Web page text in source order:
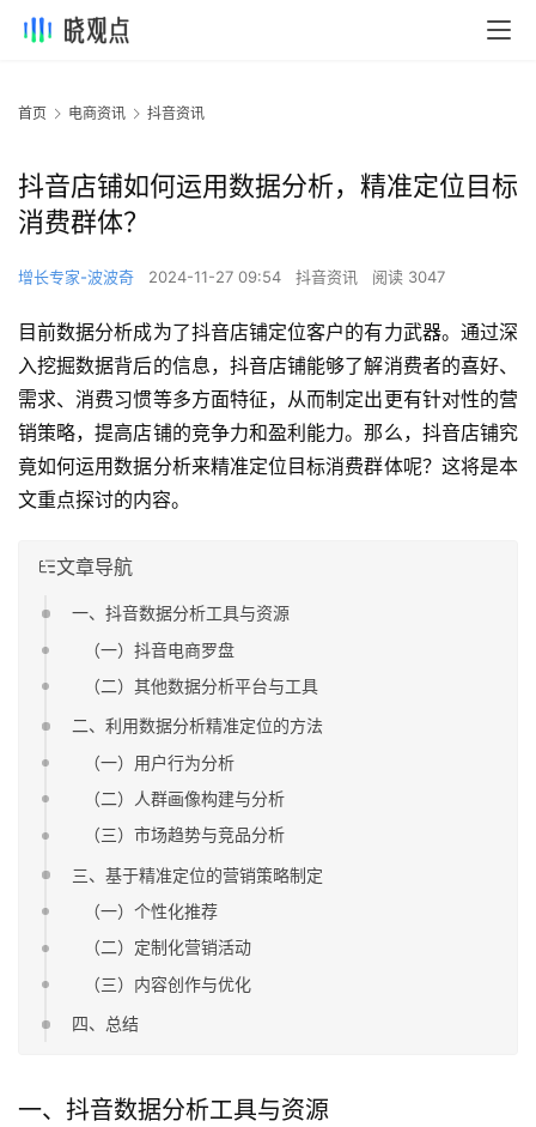
首页 电商资讯 抖音资讯
抖音店铺如何运用数据分析，精准定位目标
消费群体？
增长专家-波波奇 2024-11-27 09:54 抖音资讯 阅读 3047
目前数据分析成为了抖音店铺定位客户的有力武器。通过深
入挖掘数据背后的信息，抖音店铺能够了解消费者的喜好、
需求、消费习惯等多方面特征，从而制定出更有针对性的营
销策略，提高店铺的竞争力和盈利能力。那么，抖音店铺究
竟如何运用数据分析来精准定位目标消费群体呢？这将是本
文重点探讨的内容。
文章导航
一、抖音数据分析工具与资源
（一）抖音电商罗盘
（二）其他数据分析平台与工具
二、利用数据分析精准定位的方法
（一）用户行为分析
（二）人群画像构建与分析
（三）市场趋势与竞品分析
三、基于精准定位的营销策略制定
（一）个性化推荐
（二）定制化营销活动
（三）内容创作与优化
四、总结
一、抖音数据分析工具与资源